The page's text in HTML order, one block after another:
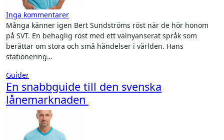
Inga kommentarer
Många känner igen Bert Sundströms röst när de hör honom
på SVT. En behaglig röst med ett välnyanserat språk som
berättar om stora och små händelser i världen. Hans
stationering…
Guider
En snabbguide till den svenska
lånemarknaden